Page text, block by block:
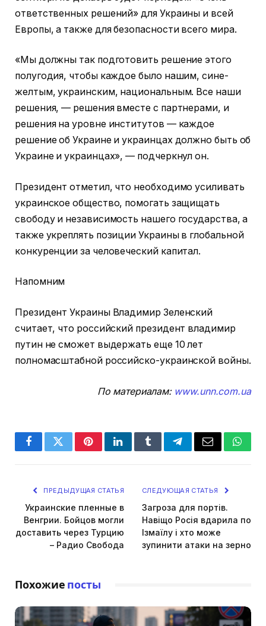
ответственных решений» для Украины и всей
Европы, а также для безопасности всего мира.
«Мы должны так подготовить решение этого
полугодия, чтобы каждое было нашим, сине-
желтым, украинским, национальным. Все наши
решения, — решения вместе с партнерами, и
решения на уровне институтов — каждое
решение об Украине и украинцах должно быть об
Украине и украинцах», — подчеркнул он.
Президент отметил, что необходимо усиливать
украинское общество, помогать защищать
свободу и независимость нашего государства, а
также укреплять позиции Украины в глобальной
конкуренции за человеческий капитал.
Напомним
Президент Украины Владимир Зеленский
считает, что российский президент владимир
путин не сможет выдержать еще 10 лет
полномасштабной российско-украинской войны.
По материалам: www.unn.com.ua
FacebookTwitterPinterestLinkedInTumblrTelegramEmail
ПРЕДЫДУЩАЯ СТАТЬЯ
Украинские пленные в
Венгрии. Бойцов могли
доставить через Турцию
– Радио Свобода
СЛЕДУЮЩАЯ СТАТЬЯ
Загроза для портів.
Навіщо Росія вдарила по
Ізмаїлу і хто може
зупинити атаки на зерно
Похожие посты